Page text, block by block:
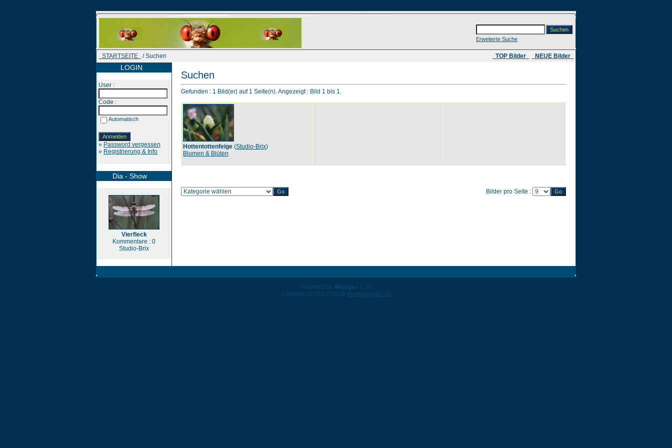
Erweiterte Suche
STARTSEITE / Suchen ​ TOP Bilder NEUE Bilder
LOGIN
User :
Code :
Automatisch
» Password vergessen
» Registrierung & Info
Dia - Show
Vierfleck
Kommentare : 0
Studio-Brix
Suchen
Gefunden : 1 Bild(er) auf 1 Seite(n). Angezeigt : Bild 1 bis 1.
Hottentottenfeige (Studio-Brix)
Blumen & Blüten
Bilder pro Seite :
Powered by 4images 1.10
Copyright © 2002-2026 4homepages.de